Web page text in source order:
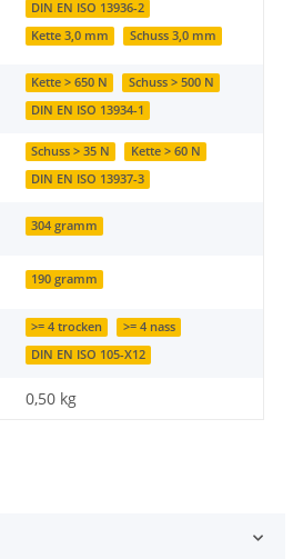
DIN EN ISO 13936-2
Kette 3,0 mm
Schuss 3,0 mm
Kette > 650 N
Schuss > 500 N
DIN EN ISO 13934-1
Schuss > 35 N
Kette > 60 N
DIN EN ISO 13937-3
304 gramm
190 gramm
>= 4 trocken
>= 4 nass
DIN EN ISO 105-X12
0,50 kg